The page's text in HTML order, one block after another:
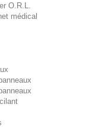
O.R.L.
médical